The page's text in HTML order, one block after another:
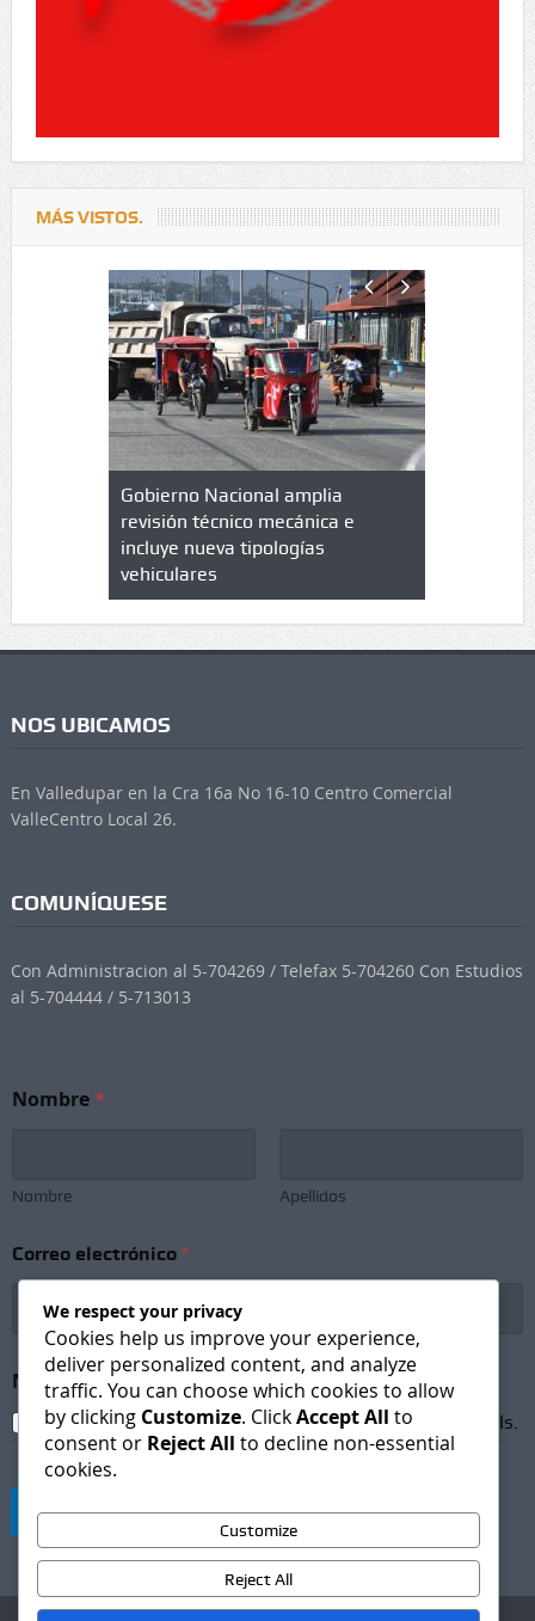
MÁS VISTOS.
de
en
Gobierno Nacional amplia
revisión técnico mecánica e
incluye nueva tipologías
vehiculares
NOS UBICAMOS
En Valledupar en la Cra 16a No 16-10 Centro Comercial
ValleCentro Local 26.
COMUNÍQUESE
Con Administracion al 5-704269 / Telefax 5-704260 Con Estudios
al 5-704444 / 5-713013
C
e
o
Nombre*
Nombre Apellidos
Correo electrónico *
Newsletter Subscription *
I agree to receive newsletters and promotional emails.
Suscribirse
We respect your privacy
Cookies help us improve your experience,
deliver personalized content, and analyze
traffic. You can choose which cookies to allow
by clicking Customize. ClickAccept All to
consent or Reject All to decline non-essential
cookies.
Customize
Reject All